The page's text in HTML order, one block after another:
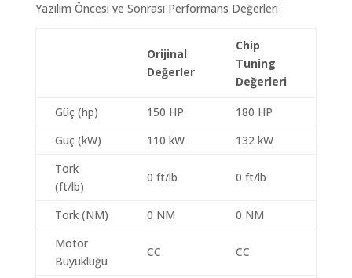
Yazılım Öncesi ve Sonrası Performans Değerleri
Orijinal
Değerler
Chip
Tuning
Değerleri
Güç (hp) 150 HP
180 HP
Güç (kW)
110 kW
132 kW
Tork
(ft/lb)
0 ft/lb 0 ft/lb
Tork (NM) 0 NM
0 NM
Motor
Büyüklüğü
CC CC